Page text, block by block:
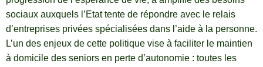
sociaux auxquels l’Etat tente de répondre avec le relais
d’entreprises privées spécialisées dans l’aide à la personne.
L’un des enjeux de cette politique vise à faciliter le maintien
à domicile des seniors en perte d’autonomie : toutes les